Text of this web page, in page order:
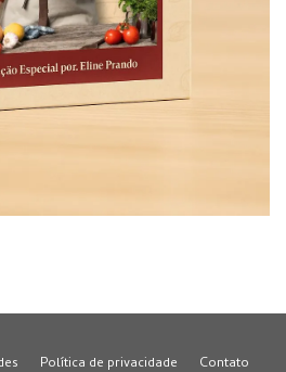
Política de privacidade
Contato